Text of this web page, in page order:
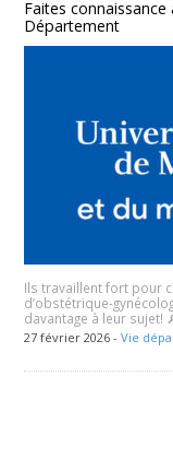
Faites
Département
Ils travaillent fort pour
d’obstétrique-
davantage à leur sujet!
27 février 2026 -Vie